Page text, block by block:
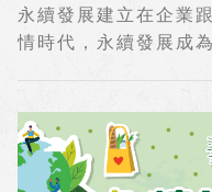
永續發展建立在企業
情時代，永續發展成
大環境潛在風險和變
一髮而動全局，新冠
遠。這些都考驗著企